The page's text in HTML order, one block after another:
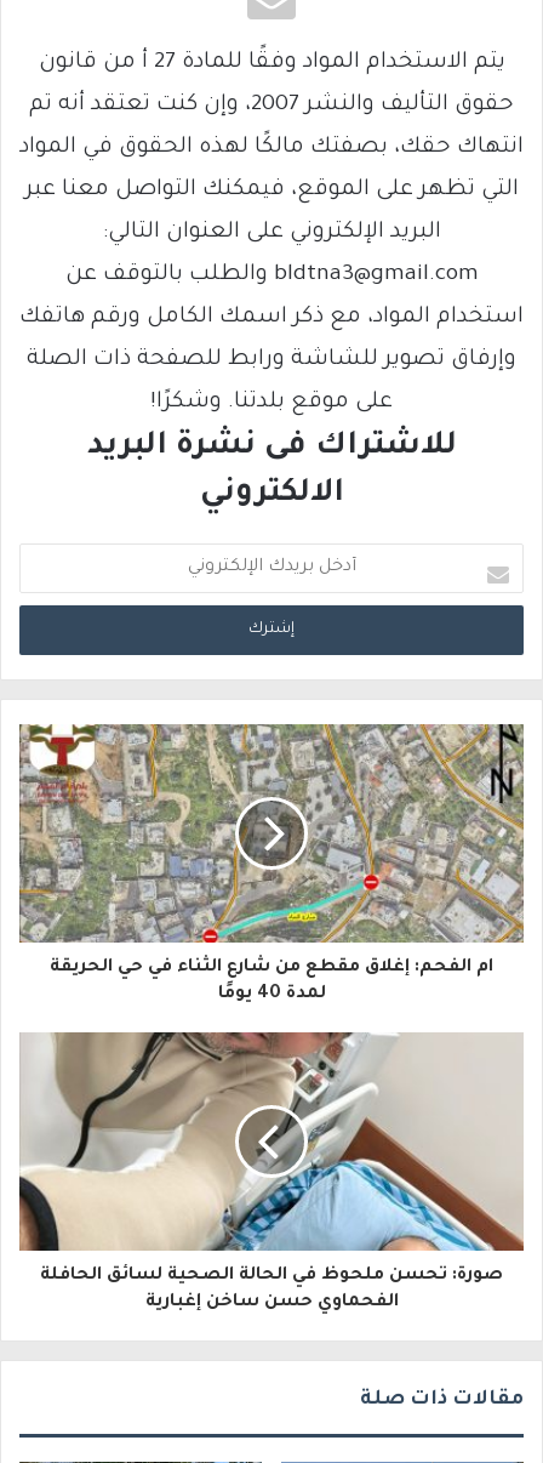
يتم الاستخدام المواد وفقًا للمادة 27 أ من قانون
حقوق التأليف والنشر 2007، وإن كنت تعتقد أنه تم
انتهاك حقك، بصفتك مالكًا لهذه الحقوق في المواد
التي تظهر على الموقع، فيمكنك التواصل معنا عبر
البريد الإلكتروني على العنوان التالي:
bldtna3@gmail.com والطلب بالتوقف عن
استخدام المواد، مع ذكر اسمك الكامل ورقم هاتفك
وإرفاق تصوير للشاشة ورابط للصفحة ذات الصلة
على موقع بلدتنا. وشكرًا!
للاشتراك فى نشرة البريد
الالكتروني
د
خ
ب
ر
ي
د
ك
ا
إ
و
ام الفحم: إغلاق مقطع من شارع الثناء في حي الحريقة
لمدة 40 يومًا
صورة: تحسن ملحوظ في الحالة الصحية لسائق الحافلة
الفحماوي حسن ساخن إغبارية
مقالات ذات صلة